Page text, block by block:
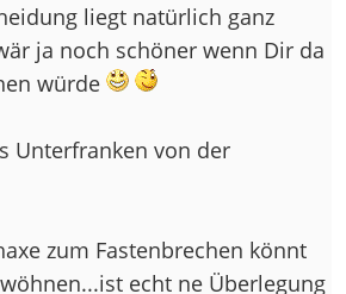
liegt natürlich ganz
ja noch schöner wenn Dir da
würde
Unterfranken von der
zum Fastenbrechen könnt
echt ne Überlegung